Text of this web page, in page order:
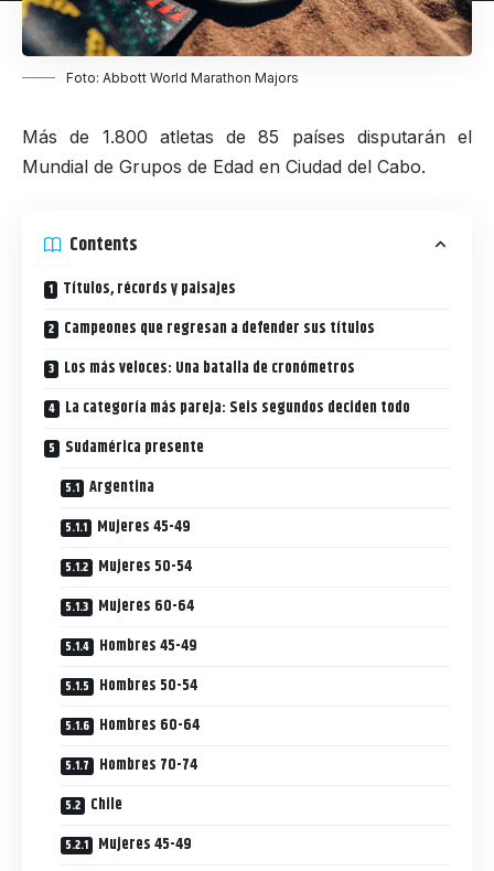
Foto: Abbott World Marathon Majors
Más de 1.800 atletas de 85 países disputarán el
Mundial de Grupos de Edad en Ciudad del Cabo.
Contents
Títulos, récords y paisajes
Campeones que regresan a defender sus títulos
Los más veloces: Una batalla de cronómetros
La categoría más pareja: Seis segundos deciden todo
Sudamérica presente
Argentina
Mujeres 45-49
Mujeres 50-54
Mujeres 60-64
Hombres 45-49
Hombres 50-54
Hombres 60-64
Hombres 70-74
Chile
Mujeres 45-49